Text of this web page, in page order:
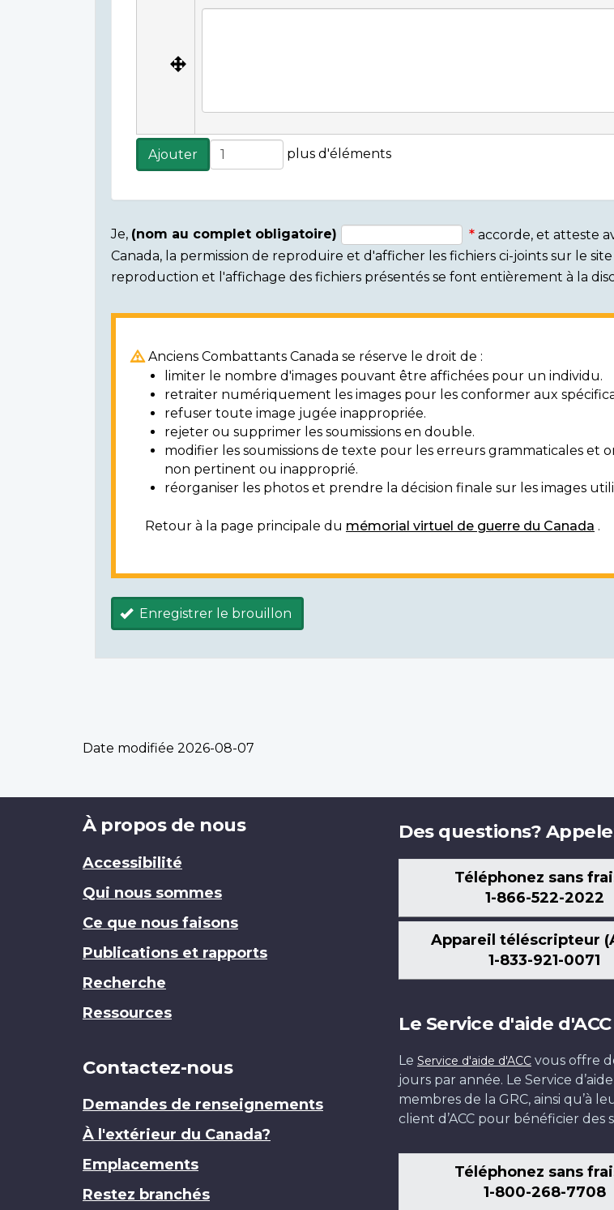
Ajouter
Ajouter
plus
plus d'éléments
Consent
section
Je, (nom au complet obligatoire)
accorde, et atteste
Canada, la permission de reproduire et d'afficher les fichiers ci-joints sur le
reproduction et l'affichage des fichiers présentés se font entièrement à la
Anciens Combattants Canada se réserve le droit de :
limiter le nombre d'images pouvant être affichées pour un individu.
retraiter numériquement les images pour les conformer aux
refuser toute image jugée inappropriée.
rejeter ou supprimer les soumissions en double.
modifier les soumissions de texte pour les erreurs grammaticales
non pertinent ou inapproprié.
réorganiser les photos et prendre la décision finale sur les images
Retour à la page principale du mémorial virtuel de guerre du Canada .
Enregistrer le brouillon
Date modifiée 2026-08-07
Brand
À propos de nous
Accessibilité
Qui nous sommes
Ce que nous faisons
Publications et rapports
Recherche
Ressources
Contactez-nous
Demandes de renseignements
À l'extérieur du Canada?
Emplacements
Restez branchés
Des questions?
Téléphonez sans
1-866-522-2022
Appareil téléscripteur
1-833-921-0071
Le Service d'aide d'ACC
Le Service d'aide d'ACC vous offre
jours par année. Le Service
membres de la GRC, ainsi qu’à
client d’ACC pour bénéficier des
Téléphonez sans
1-800-268-7708